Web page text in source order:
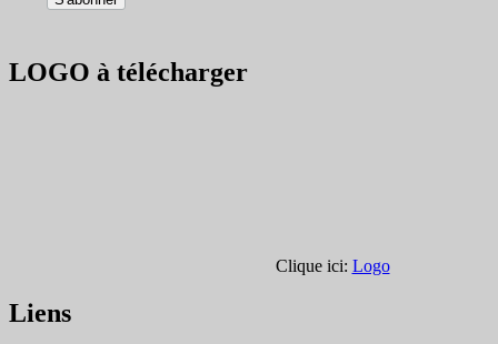
LOGO à télécharger
Clique ici: Logo
Liens